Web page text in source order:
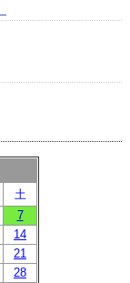
土
7
14
21
28